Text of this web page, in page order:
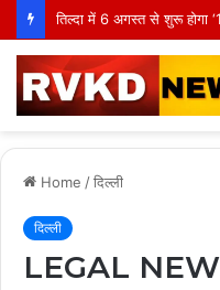
Home /दिल्ली
दिल्ली
LEGAL